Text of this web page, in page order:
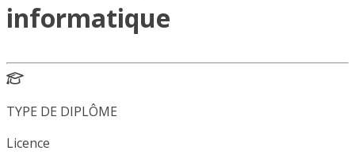
informatique
TYPE DE DIPLÔME
Licence